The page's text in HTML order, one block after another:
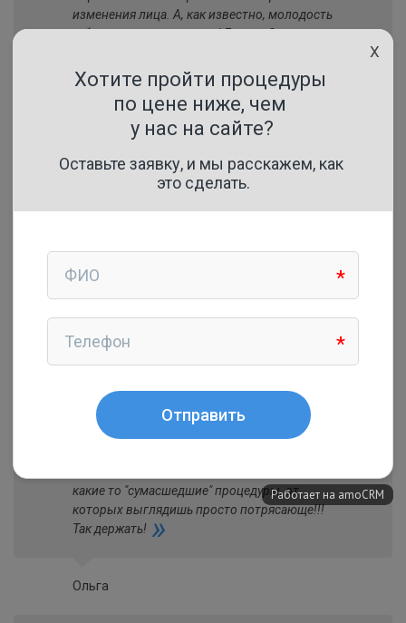
изменения лица. А, как известно, молодость
– билет во многие места! Галина Сергеевна
проблемы, что для меня, как для доктора,
очень важно. Оказала мне помощь очень
грамотно, филигранно и творчески. Доктор
повернула время назад. В итоге – минус 10
»
« тренировок Fit'n'Go в комплексе с курсом
карбокситерапией. Минус 6 кг за 12 занятий
и минус 2 размера! Спасибо! »
Супер специалисты! Хожу давно, все
какие то "сумасшедшие" процедуры, от
которых выглядишь просто потрясающе!!!
Так держать! »
Ольга
X